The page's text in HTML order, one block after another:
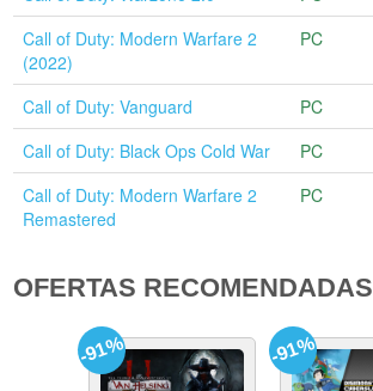
Call of Duty: Modern Warfare 2
(2022)
PC
Call of Duty: Vanguard PC
Call of Duty: Black Ops Cold War
PC
Call of Duty: Modern Warfare 2
Remastered
PC
OFERTAS RECOMENDADAS
-91% -91%